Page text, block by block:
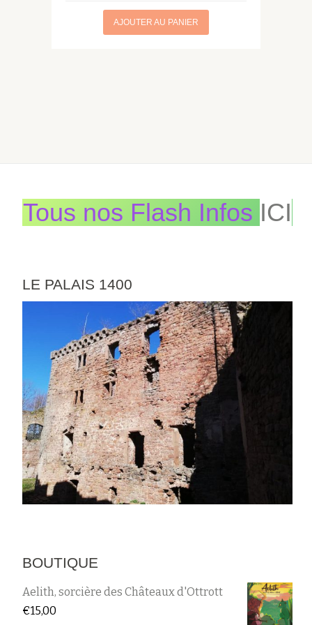
AJOUTER AU PANIER
Tous nos Flash Infos ICI
LE PALAIS 1400
BOUTIQUE
Aelith, sorcière des Châteaux d'Ottrott
€15,00